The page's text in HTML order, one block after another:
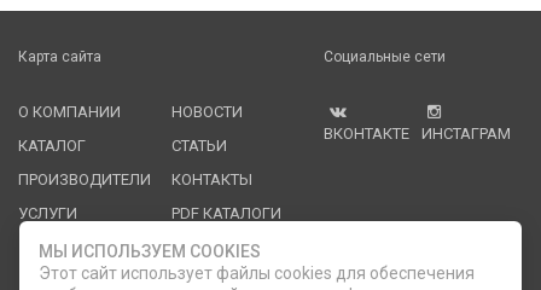
Карта сайта
О КОМПАНИИ
КАТАЛОГ
ПРОИЗВОДИТЕЛИ
УСЛУГИ
НОВОСТИ
СТАТЬИ
КОНТАКТЫ
PDF КАТАЛОГИ
ОПЛАТА И
ДОСТАВКА
Социальные сети
ВКОНТАКТЕ ИНСТАГРАМ
МЫ ИСПОЛЬЗУЕМ COOKIES
Этот сайт использует файлы cookies для обеспечения